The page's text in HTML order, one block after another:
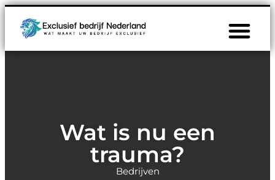
Wat is nu een
trauma?
Bedrijven